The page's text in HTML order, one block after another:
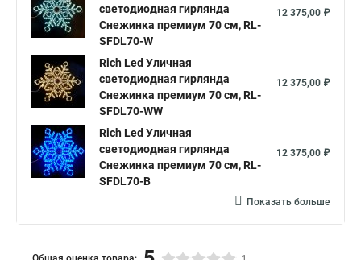
светодиодная гирлянда
Снежинка премиум 70 см, RL-
SFDL70-W
12 375,00 ₽
Rich Led Уличная
светодиодная гирлянда
Снежинка премиум 70 см, RL-
SFDL70-WW
12 375,00 ₽
Rich Led Уличная
светодиодная гирлянда
Снежинка премиум 70 см, RL-
SFDL70-B
12 375,00 ₽
Показать больше